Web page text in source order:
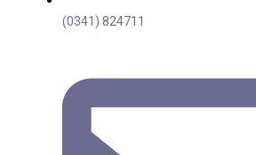
(0341) 824711